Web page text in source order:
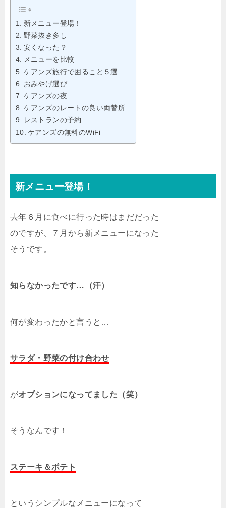
新メニュー登場！
野菜抜き多し
安くなった？
メニューを比較
ケアンズ旅行で困ること５選
おみやげ選び
ケアンズの夜
ケアンズのレートの良い両替所
レストランの予約
ケアンズの無料のWiFi
新メニュー登場！
去年６月に食べに行った時はまだだった
のですが、７月から新メニューになった
そうです。
知らなかったです…（汗）
何が変わったかと言うと…
サラダ・野菜の付け合わせ
がオプションになってました（笑）
そうなんです！
ステーキ＆ポテト
というシンプルなメニューになって